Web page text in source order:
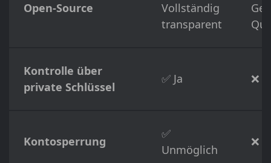
Open-Source
Vollständig
transparent
Kontrolle über
private Schlüssel
✅ Ja ❌
Kontosperrung
✅
Unmöglich
❌